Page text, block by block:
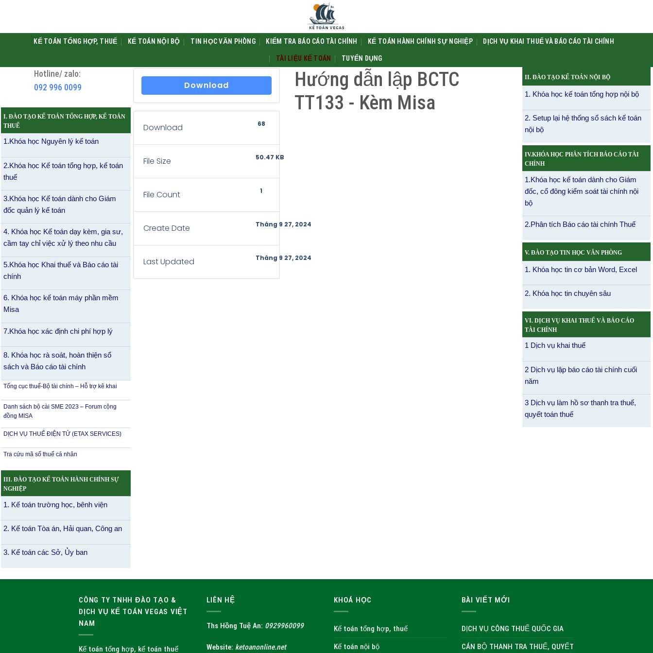
KẾ TOÁN TỔNG HỢP, THUẾ KẾ TOÁN NỘI BỘ TIN HỌC VĂN PHÒNG KIỂM TRA BÁO CÁO TÀI CHÍNH KẾ TOÁN HÀNH CHÍNH SỰ NGHIỆP DỊCH VỤ KHAI THUẾ VÀ BÁO CÁO TÀI CHÍNH
TÀI LIỆU KẾ TOÁN TUYỂN DỤNG
Hotline/ zalo:
092 996 0099
I. ĐÀO TẠO KẾ TOÁN TỔNG HỢP, KẾ TOÁN
THUẾ
1.Khóa học Nguyên lý kế toán
2.Khóa học Kế toán tổng hợp, kế toán
thuế
3.Khóa học Kế toán dành cho Giám
đốc quản lý kế toán
4. Khóa học Kế toán dạy kèm, gia sư,
cầm tay chỉ việc xử lý theo nhu cầu
5.Khóa học Khai thuế và Báo cáo tài
chính
6. Khóa học kế toán máy phần mềm
Misa
7.Khóa học xác định chi phí hợp lý
8. Khóa học rà soát, hoàn thiện sổ
sách và Báo cáo tài chính
Tổng cục thuế-Bộ tài chính – Hỗ trợ kê khai
Danh sách bộ cài SME 2023 – Forum cộng
đồng MISA
DỊCH VỤ THUẾ ĐIỆN TỬ (ETAX SERVICES)
Tra cứu mã số thuế cá nhân
III. ĐÀO TẠO KẾ TOÁN HÀNH CHÍNH SỰ
NGHIỆP
1. Kế toán trường học, bênh viện
2. Kế toán Tòa án, Hải quan, Công an
3. Kế toán các Sở, Ủy ban
Download
Download 68
File Size 50.47 KB
File Count 1
Create Date Tháng 9 27, 2024
Last Updated Tháng 9 27, 2024
Hướng dẫn lập BCTC
TT133 - Kèm Misa
II. ĐÀO TẠO KẾ TOÁN NỘI BỘ
1. Khóa học kế toán tổng hợp nội bộ
2. Setup lại hệ thống sổ sách kế toán
nội bộ
IV.KHÓA HỌC PHÂN TÍCH BÁO CÁO TÀI
CHÍNH
1.Khóa học kế toán dành cho Giám
đốc, cổ đông kiểm soát tài chính nội
bộ
2.Phân tích Báo cáo tài chính Thuế
V. ĐÀO TẠO TIN HỌC VĂN PHÒNG
1. Khóa học tin cơ bản Word, Excel
2. Khóa học tin chuyên sâu
VI. DỊCH VỤ KHAI THUẾ VÀ BÁO CÁO
TÀI CHÍNH
1 Dịch vụ khai thuế
2 Dịch vụ lập báo cáo tài chính cuối
năm
3 Dịch vụ làm hồ sơ thanh tra thuế,
quyết toán thuế
CÔNG TY TNHH ĐÀO TẠO &
DỊCH VỤ KẾ TOÁN VEGAS VIỆT
NAM
Kế toán tổng hợp, kế toán thuế
LIÊN HỆ
Ths Hồng Tuệ An: 0929960099
Website: ketoanonline.net
KHOÁ HỌC
Kế toán tổng hợp, thuế
Kế toán nội bộ
BÀI VIẾT MỚI
DỊCH VỤ CÔNG THUẾ QUỐC GIA
CÁN BỘ THANH TRA THUẾ, QUYẾT